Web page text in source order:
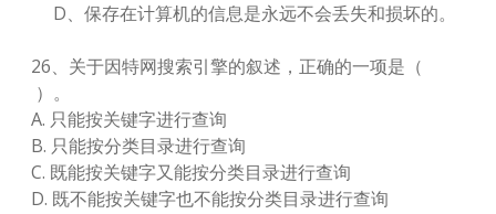
D、保存在计算机的信息是永远不会丢失和损坏的。
26、关于因特网搜索引擎的叙述，正确的一项是（
）。
A. 只能按关键字进行查询
B. 只能按分类目录进行查询
C. 既能按关键字又能按分类目录进行查询
D. 既不能按关键字也不能按分类目录进行查询